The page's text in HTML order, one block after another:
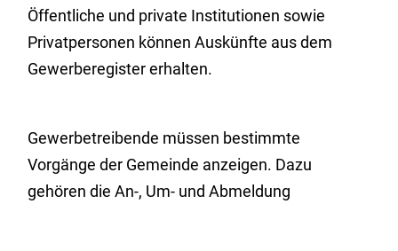
Öffentliche und private Institutionen sowie
Privatpersonen können Auskünfte aus dem
Gewerberegister erhalten.
Gewerbetreibende müssen bestimmte
Vorgänge der Gemeinde anzeigen. Dazu
gehören die An-, Um- und Abmeldung